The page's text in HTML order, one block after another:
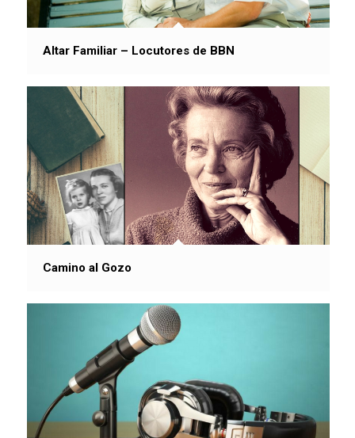
Altar Familiar – Locutores de BBN
Camino al Gozo